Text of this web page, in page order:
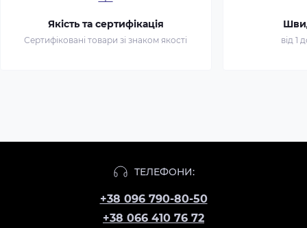
Якість та сертифікація
Сертифіковані товари зі знаком якості від 1
ТЕЛЕФОНИ:
+38 096 790-80-50
+38 066 410 76 72